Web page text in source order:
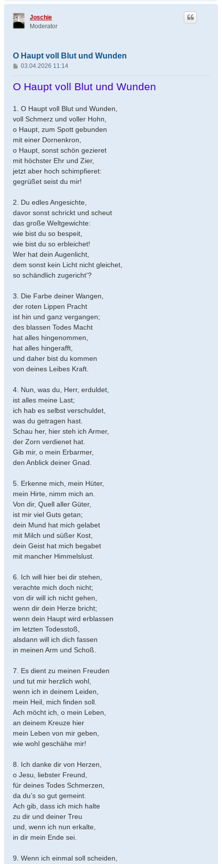
c
Joschie
Moderator
O Haupt voll Blut und Wunden
B
e
i
t
a
g
03.04.2026 11:14
O Haupt voll Blut und Wunden
1. O Haupt voll Blut und Wunden,
voll Schmerz und voller Hohn,
o Haupt, zum Spott gebunden
mit einer Dornenkron,
o Haupt, sonst schön gezieret
mit höchster Ehr und Zier,
jetzt aber hoch schimpfieret:
gegrüßet seist du mir!
2. Du edles Angesichte,
davor sonst schrickt und scheut
das große Weltgewichte:
wie bist du so bespeit,
wie bist du so erbleichet!
Wer hat dein Augenlicht,
dem sonst kein Licht nicht gleichet,
so schändlich zugericht’?
3. Die Farbe deiner Wangen,
der roten Lippen Pracht
ist hin und ganz vergangen;
des blassen Todes Macht
hat alles hingenommen,
hat alles hingerafft,
und daher bist du kommen
von deines Leibes Kraft.
4. Nun, was du, Herr, erduldet,
ist alles meine Last;
ich hab es selbst verschuldet,
was du getragen hast.
Schau her, hier steh ich Armer,
der Zorn verdienet hat.
Gib mir, o mein Erbarmer,
den Anblick deiner Gnad.
5. Erkenne mich, mein Hüter,
mein Hirte, nimm mich an.
Von dir, Quell aller Güter,
ist mir viel Guts getan;
dein Mund hat mich gelabet
mit Milch und süßer Kost,
dein Geist hat mich begabet
mit mancher Himmelslust.
6. Ich will hier bei dir stehen,
verachte mich doch nicht;
von dir will ich nicht gehen,
wenn dir dein Herze bricht;
wenn dein Haupt wird erblassen
im letzten Todesstoß,
alsdann will ich dich fassen
in meinen Arm und Schoß.
7. Es dient zu meinen Freuden
und tut mir herzlich wohl,
wenn ich in deinem Leiden,
mein Heil, mich finden soll.
Ach möcht ich, o mein Leben,
an deinem Kreuze hier
mein Leben von mir geben,
wie wohl geschähe mir!
8. Ich danke dir von Herzen,
o Jesu, liebster Freund,
für deines Todes Schmerzen,
da du’s so gut gemeint.
Ach gib, dass ich mich halte
zu dir und deiner Treu
und, wenn ich nun erkalte,
in dir mein Ende sei.
9. Wenn ich einmal soll scheiden,